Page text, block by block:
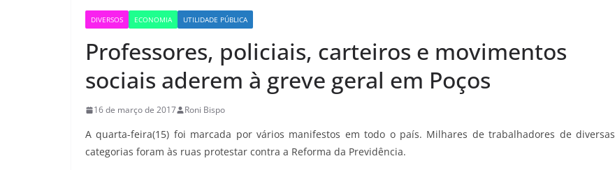
DIVERSOS ECONOMIA UTILIDADE PÚBLICA
Professores, policiais, carteiros e movimentos
sociais aderem à greve geral em Poços
16 de março de 2017 Roni Bispo
A quarta-feira(15) foi marcada por vários manifestos em todo o país. Milhares de trabalhadores de diversas
categorias foram às ruas protestar contra a Reforma da Previdência.